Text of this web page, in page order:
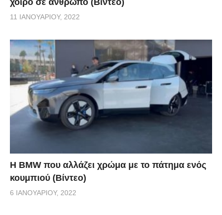
χοίρο σε άνθρωπο (Βίντεο)
11 ΙΑΝΟΥΑΡΊΟΥ, 2022
Η BMW που αλλάζει χρώμα με το πάτημα ενός
κουμπιού (Βίντεο)
6 ΙΑΝΟΥΑΡΊΟΥ, 2022